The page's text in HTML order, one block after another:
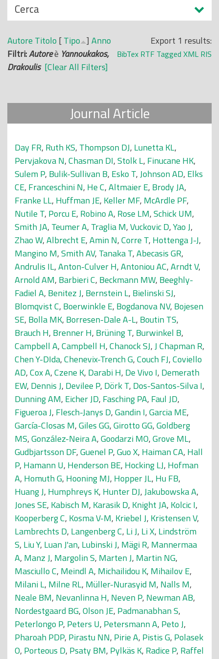
N
a
s
c
o
n
i
Cerca
Export 1 results:
BibTex RTF Tagged XML RIS
Autore Titolo [Tipo ] Anno
Filtri:Autoreè Yannoukakos,
Drakoulis [Clear All Filters]
Journal Article
Day FR, Ruth KS, Thompson DJ, Lunetta KL,
Pervjakova N,Chasman DI,Stolk L, Finucane HK,
Sulem P, Bulik-Sullivan B, Esko T,Johnson AD, Elks
CE, Franceschini N, He C,Altmaier E, Brody JA,
Franke LL, Huffman JE, Keller MF, McArdle PF,
Nutile T, Porcu E, Robino A, Rose LM,Schick UM,
Smith JA, Teumer A, Traglia M,Vuckovic D,Yao J,
Zhao W,Albrecht E,Amin N,Corre T, Hottenga J-J,
Mangino M,Smith AV, Tanaka T,Abecasis GR,
Andrulis IL,Anton-Culver H,Antoniou AC,Arndt V,
Arnold AM, Barbieri C, Beckmann MW, Beeghly-
Fadiel A, Benitez J, Bernstein L, Bielinski SJ,
Blomqvist C, Boerwinkle E, Bogdanova NV, Bojesen
SE, Bolla MK, Borresen-Dale A-L, Boutin TS,
Brauch H, Brenner H, Brüning T, Burwinkel B,
Campbell A,Campbell H,Chanock SJ,J Chapman R,
Chen Y-DIda,Chenevix-Trench G,Couch FJ,Coviello
AD,Cox A,Czene K, Darabi H, De Vivo I, Demerath
EW, Dennis J, Devilee P, Dörk T, Dos-Santos-Silva I,
Dunning AM, Eicher JD, Fasching PA, Faul JD,
Figueroa J, Flesch-Janys D,Gandin I,Garcia ME,
García-Closas M,Giles GG,Girotto GG,Goldberg
MS,González-Neira A,Goodarzi MO,Grove ML,
Gudbjartsson DF,Guenel P,Guo X, Haiman CA, Hall
P, Hamann U, Henderson BE, Hocking LJ, Hofman
A, Homuth G, Hooning MJ, Hopper JL, Hu FB,
Huang J, Humphreys K, Hunter DJ,Jakubowska A,
Jones SE, Kabisch M, Karasik D, Knight JA, Kolcic I,
Kooperberg C, Kosma V-M, Kriebel J, Kristensen V,
Lambrechts D, Langenberg C, Li J, Li X, Lindström
S, Liu Y, Luan J'an, Lubinski J, Mägi R, Mannermaa
A, Manz J, Margolin S, Marten J, Martin NG,
Masciullo C, Meindl A, Michailidou K, Mihailov E,
Milani L, Milne RL, Müller-Nurasyid M, Nalls M,
Neale BM, Nevanlinna H, Neven P, Newman AB,
Nordestgaard BG,Olson JE, Padmanabhan S,
Peterlongo P, Peters U, Petersmann A, Peto J,
Pharoah PDP, Pirastu NN, Pirie A, Pistis G, Polasek
O, Porteous D, Psaty BM, Pylkäs K, Radice P, Raffel